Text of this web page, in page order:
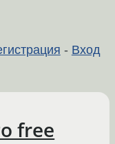
- Вход
free